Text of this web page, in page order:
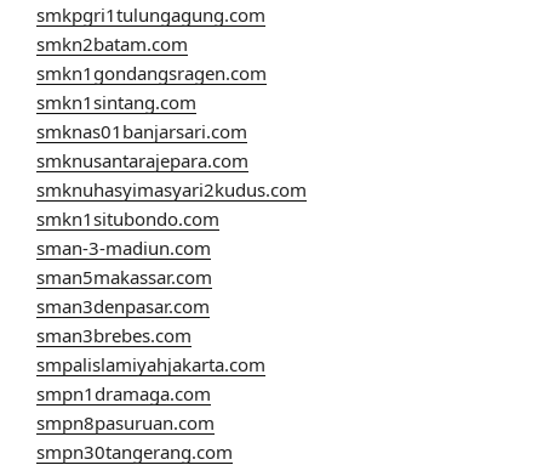
smkpgri1tulungagung.com
smkn2batam.com
smkn1gondangsragen.com
smkn1sintang.com
smknas01banjarsari.com
smknusantarajepara.com
smknuhasyimasyari2kudus.com
smkn1situbondo.com
sman-3-madiun.com
sman5makassar.com
sman3denpasar.com
sman3brebes.com
smpalislamiyahjakarta.com
smpn1dramaga.com
smpn8pasuruan.com
smpn30tangerang.com